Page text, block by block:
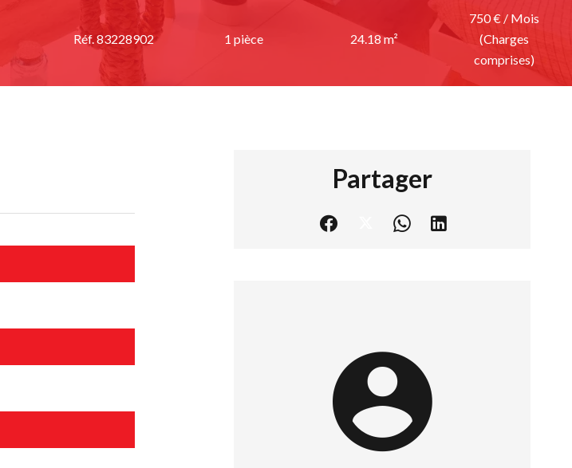
Réf. 83228902 1 pièce 24.18 m²
750 € / Mois
(Charges
comprises)
Partager